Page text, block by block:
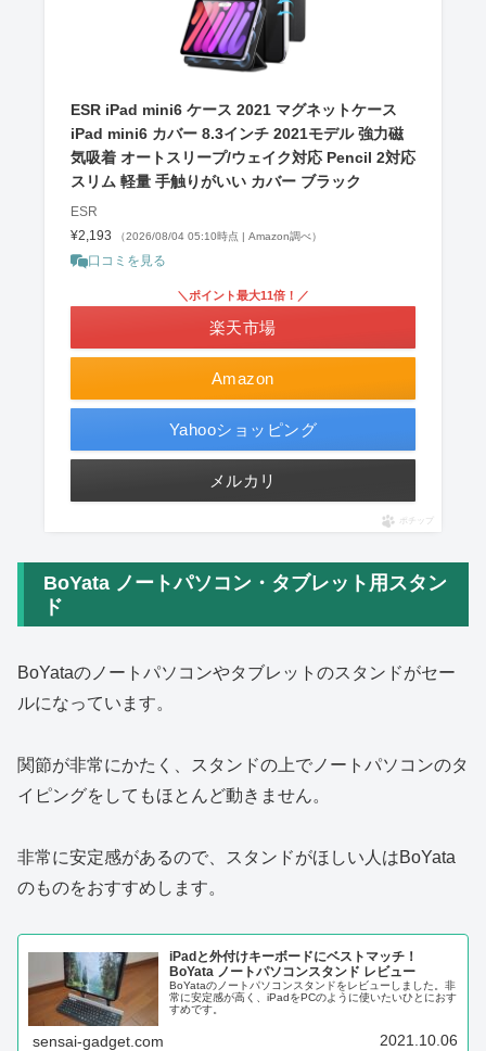
ESR iPad mini6 ケース 2021 マグネットケース
iPad mini6 カバー 8.3インチ 2021モデル 強力磁
気吸着 オートスリープ/ウェイク対応 Pencil 2対応
スリム 軽量 手触りがいい カバー ブラック
ESR
¥2,193
（2026/08/04 05:10時点 | Amazon調べ）
口コミを見る
Amazon
＼ポイント最大11倍！／
楽天市場
Yahooショッピング
メルカリ
ポチップ
BoYata ノートパソコン・タブレット用スタン
ド
BoYataのノートパソコンやタブレットのスタンドがセー
ルになっています。
関節が非常にかたく、スタンドの上でノートパソコンのタ
イピングをしてもほとんど動きません。
非常に安定感があるので、スタンドがほしい人はBoYata
のものをおすすめします。
iPadと外付けキーボードにベストマッチ！
BoYata ノートパソコンスタンド レビュー
BoYataのノートパソコンスタンドをレビューしました。非
常に安定感が高く、iPadをPCのように使いたいひとにおす
すめです。
sensai-gadget.com 2021.10.06